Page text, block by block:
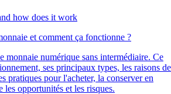
et comment ça fonctionne ?
monnaie numérique sans intermédiaire. Ce
ses principaux types, les raisons de
pratiques pour l'acheter, la conserver en
les opportunités et les risques.